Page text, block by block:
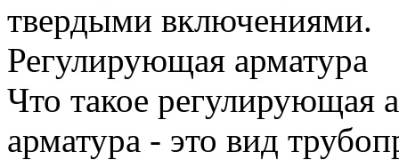
твердыми включениями.
Регулирующая арматура
Что такое регулирующая
арматура - это вид